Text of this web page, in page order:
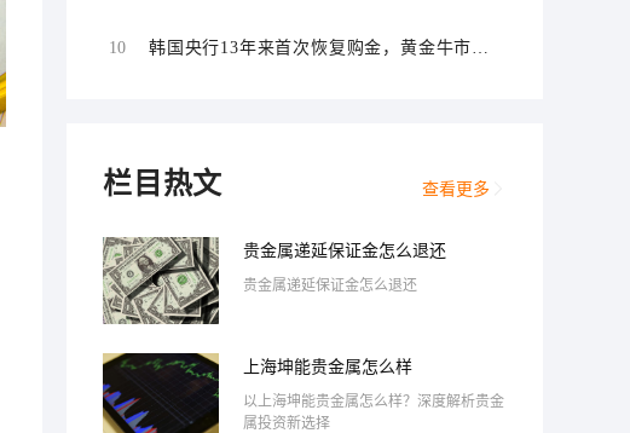
10
韩国央行13年来首次恢复购金，黄金牛市迎
栏目热文 查看更多
贵金属递延保证金怎么退还
贵金属递延保证金怎么退还
上海坤能贵金属怎么样
以上海坤能贵金属怎么样？深度解析贵金
属投资新选择